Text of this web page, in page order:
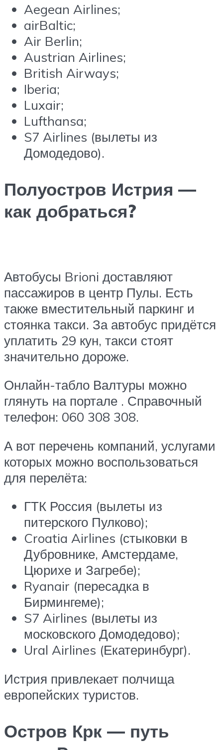
Aegean Airlines;
airBaltic;
Air Berlin;
Austrian Airlines;
British Airways;
Iberia;
Luxair;
Lufthansa;
S7 Airlines (вылеты из
Домодедово).
Полуостров Истрия —
как добраться?
Автобусы Brioni доставляют
пассажиров в центр Пулы. Есть
также вместительный паркинг и
стоянка такси. За автобус придётся
уплатить 29 кун, такси стоят
значительно дороже.
Онлайн-табло Валтуры можно
глянуть на портале . Справочный
телефон: 060 308 308.
А вот перечень компаний, услугами
которых можно воспользоваться
для перелёта:
ГТК Россия (вылеты из
питерского Пулково);
Croatia Airlines (стыковки в
Дубровнике, Амстердаме,
Цюрихе и Загребе);
Ryanair (пересадка в
Бирмингеме);
S7 Airlines (вылеты из
московского Домодедово);
Ural Airlines (Екатеринбург).
Истрия привлекает полчища
европейских туристов.
Остров Крк — путь